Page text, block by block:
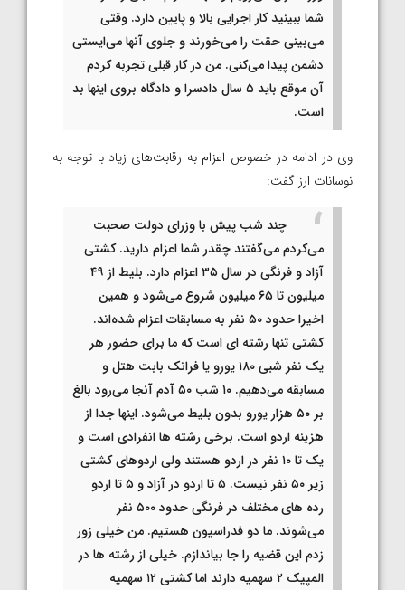
شما ببینید کار اجرایی بالا و پایین دارد. وقتی
می‌بینی حقت را می‌خورند و جلوی آنها می‌ایستی
دشمن پیدا می‌کنی. من در کار قبلی تجربه کردم
آن موقع باید ۵ سال دادسرا و دادگاه بروی اینها بد
است.
وی در ادامه در خصوص اعزام به رقابت‌های زیاد با توجه به
نوسانات ارز گفت:
چند شب پیش با وزرای دولت صحبت
می‌کردم می‌گفتند چقدر شما اعزام دارید. کشتی
آزاد و فرنگی در سال ۳۵ اعزام دارد. بلیط از ۴۹
میلیون تا ۶۵ میلیون شروع می‌شود و همین
اخیرا حدود ۵۰ نفر به مسابقات اعزام شده‌اند.
کشتی تنها رشته ای است که ما برای حضور هر
یک نفر شبی ۱۸۰ یورو یا فرانک بابت هتل و
مسابقه می‌دهیم. ۱۰ شب ۵۰ آدم آنجا می‌رود بالغ
بر ۵۰ هزار یورو بدون بلیط می‌شود. اینها جدا از
هزینه اردو است. برخی رشته ها انفرادی است و
یک تا ۱۰ نفر در اردو هستند ولی اردوهای کشتی
زیر ۵۰ نفر نیست. ۵ تا اردو در آزاد و ۵ تا اردو
رده های مختلف در فرنگی حدود ۵۰۰ نفر
می‌شوند. ما دو فدراسیون هستیم. من خیلی زور
زدم این قضیه را جا بیاندازم. خیلی از رشته ها در
المپیک ۲ سهمیه دارند اما کشتی ۱۲ سهمیه